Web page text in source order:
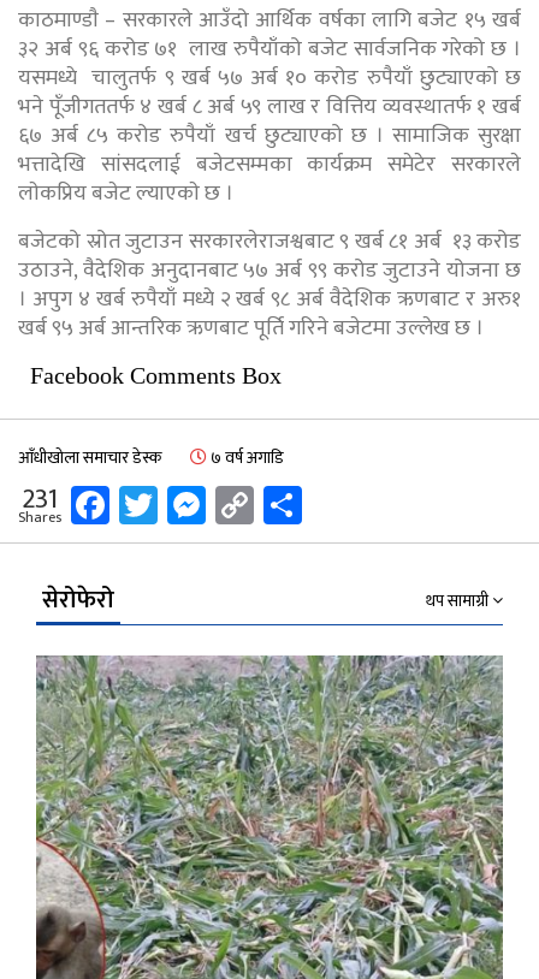
काठमाण्डाै – सरकारले आउँदो आर्थिक वर्षका लागि बजेट १५ खर्ब
३२ अर्ब ९६ करोड ७१ लाख रुपैयाँको बजेट सार्वजनिक गरेको छ ।
यसमध्ये चालुतर्फ ९ खर्ब ५७ अर्ब १० करोड रुपैयाँ छुट्याएको छ
भने पूँजीगततर्फ ४ खर्ब ८ अर्ब ५९ लाख र वित्तिय व्यवस्थातर्फ १ खर्ब
६७ अर्ब ८५ करोड रुपैयाँ खर्च छुट्याएको छ । सामाजिक सुरक्षा
भत्तादेखि सांसदलाई बजेटसम्मका कार्यक्रम समेटेर सरकारले
लाेकप्रिय बजेट ल्याएकाे छ ।
बजेटको स्रोत जुटाउन सरकारलेराजश्वबाट ९ खर्ब ८१ अर्ब १३ करोड
उठाउने, वैदेशिक अनुदानबाट ५७ अर्ब ९९ करोड जुटाउने योजना छ
। अपुग ४ खर्ब रुपैयाँ मध्ये २ खर्ब ९८ अर्ब वैदेशिक ऋणबाट र अरु१
खर्ब ९५ अर्ब आन्तरिक ऋणबाट पूर्ति गरिने बजेटमा उल्लेख छ ।
Facebook Comments Box
आँधीखोला समाचार डेस्क ७ वर्ष अगाडि
231
Shares Facebook
Twitter
Messenger
Copy
Link
सेरोफेरो थप सामाग्री